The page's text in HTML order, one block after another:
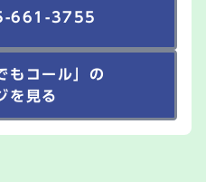
661-3755
もコール」の
を見る